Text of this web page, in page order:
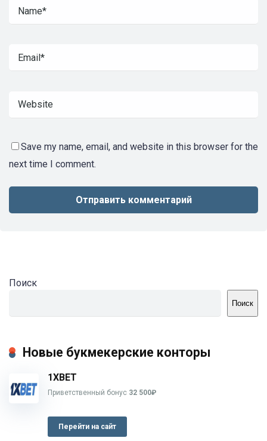
Save my name, email, and website in this browser for the
next time I comment.
Поиск
Поиск
Новые букмекерские конторы
1XBET
Приветственный бонус 32 500₽
Перейти на сайт